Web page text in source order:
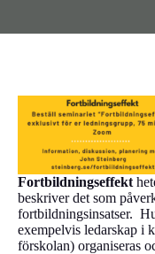
Fortbildningseffekt
beskriver det som
fortbildningsinsatser.
exempelvis ledarskap i
förskolan) organiseras